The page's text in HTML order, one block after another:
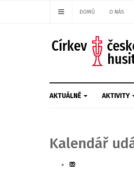
DOMŮ O NÁS
AKTUÁLNĚ AKTIVITY
Kalendář